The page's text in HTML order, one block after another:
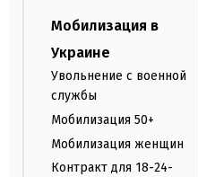
Мобилизация в
Украине
Увольнение с военной
службы
Мобилизация 50+
Мобилизация женщин
Контракт для 18-24-